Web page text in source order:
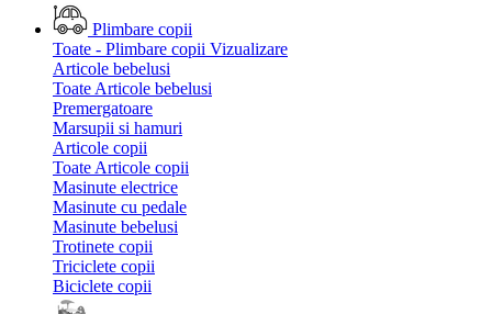
Plimbare copii
Toate - Plimbare copii Vizualizare
Articole bebelusi
Toate Articole bebelusi
Premergatoare
Marsupii si hamuri
Articole copii
Toate Articole copii
Masinute electrice
Masinute cu pedale
Masinute bebelusi
Trotinete copii
Triciclete copii
Biciclete copii